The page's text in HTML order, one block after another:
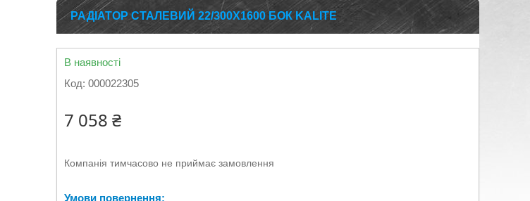
РАДІАТОР СТАЛЕВИЙ 22/300Х1600 БОК KALITE
В наявності
Код: 000022305
7 058 ₴
Компанія тимчасово не приймає замовлення